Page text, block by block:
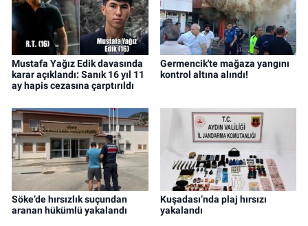
Mustafa Yağız Edik davasında
karar açıklandı: Sanık 16 yıl 11
ay hapis cezasına çarptırıldı
Germencik'te mağaza yangını
kontrol altına alındı!
Söke’de hırsızlık suçundan
aranan hükümlü yakalandı
Kuşadası’nda plaj hırsızı
yakalandı